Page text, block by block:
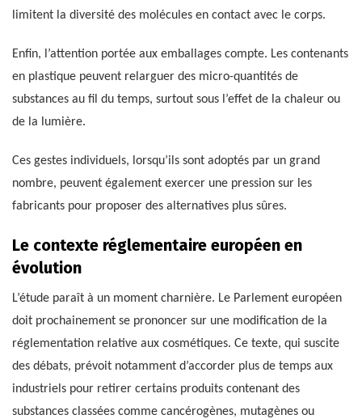
limitent la diversité des molécules en contact avec le corps.
Enfin, l’attention portée aux emballages compte. Les contenants
en plastique peuvent relarguer des micro-quantités de
substances au fil du temps, surtout sous l’effet de la chaleur ou
de la lumière.
Ces gestes individuels, lorsqu’ils sont adoptés par un grand
nombre, peuvent également exercer une pression sur les
fabricants pour proposer des alternatives plus sûres.
Le contexte réglementaire européen en
évolution
L’étude paraît à un moment charnière. Le Parlement européen
doit prochainement se prononcer sur une modification de la
réglementation relative aux cosmétiques. Ce texte, qui suscite
des débats, prévoit notamment d’accorder plus de temps aux
industriels pour retirer certains produits contenant des
substances classées comme cancérogènes, mutagènes ou